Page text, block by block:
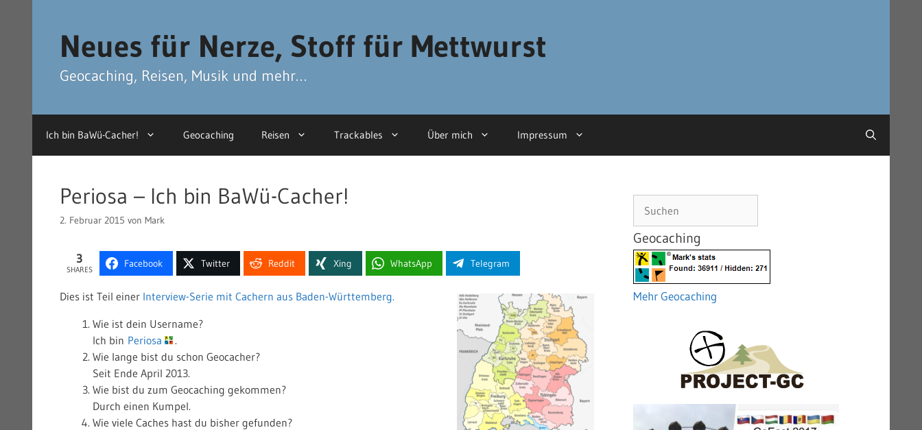
Neues für Nerze, Stoff für Mettwurst
Geocaching, Reisen, Musik und mehr…
Ich bin BaWü-Cacher! Geocaching Reisen Trackables Über mich Impressum
Periosa – Ich bin BaWü-Cacher!
2. Februar 2015 von Mark
3
SHARES
Facebook Twitter Reddit Xing WhatsApp Telegram
Dies ist Teil einer Interview-Serie mit Cachern aus Baden-Württemberg.
Wie ist dein Username?
Ich bin Periosa
.
Wie lange bist du schon Geocacher?
Seit Ende April 2013.
Wie bist du zum Geocaching gekommen?
Durch einen Kumpel.
Wie viele Caches hast du bisher gefunden?
Geocaching
Mehr Geocaching